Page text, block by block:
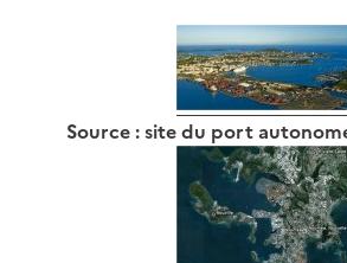
Source : site du port